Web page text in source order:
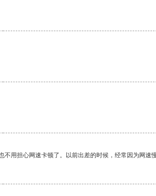
用担心网速卡顿了。以前出差的时候，经常因为网速